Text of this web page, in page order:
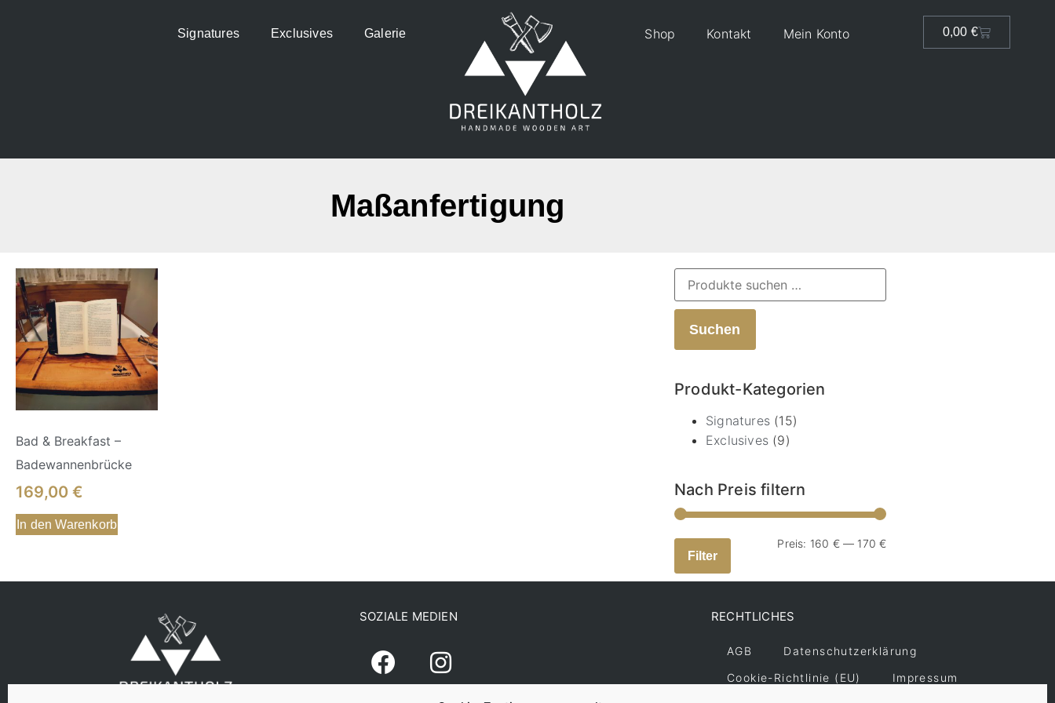
Signatures Exclusives Galerie Shop Kontakt Mein Konto 0,00 €
Maßanfertigung
Bad & Breakfast –
Badewannenbrücke
169,00€
In den Warenkorb
Suchen
Produkt-Kategorien
Signatures (15)
Exclusives (9)
Nach Preis filtern
Filter
Preis: 160 €— 170 €
SOZIALE MEDIEN RECHTLICHES
AGB
Datenschutzerklärung
Cookie-Richtlinie (EU)
Impressum